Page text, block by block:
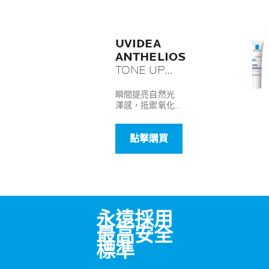
UVIDEA
ANTHELIOS
TONE UP
(LIGHT)
每日高效提
亮防曬霜 (透
亮)
瞬間提亮自然光
澤感，抵禦氧化
點撃購買
永遠採用
最高安全
標準